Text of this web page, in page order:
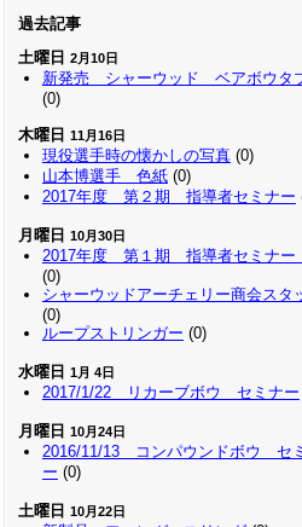
過去記事
土曜日 2月10日
新発売 シャーウッド ベアボウタ
(0)
木曜日 11月16日
現役選手時の懐かしの写真(0)
山本博選手 色紙(0)
2017年度 第２期 指導者セミナー
月曜日 10月30日
2017年度 第１期 指導者セミナー
(0)
シャーウッドアーチェリー商会スタ
(0)
ループストリンガー (0)
水曜日 1月 4日
2017/1/22 リカーブボウ セミナー
月曜日 10月24日
2016/11/13 コンパウンドボウ セ
ー (0)
土曜日 10月22日